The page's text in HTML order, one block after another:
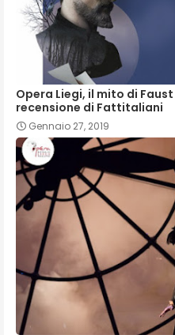
Opera Liegi, il mito di
recensione di Fattitaliani
Gennaio 27, 2019